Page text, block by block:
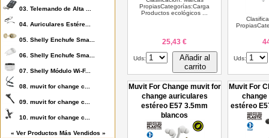
03. Telemando de Alta ...
04. Auriculares Estére...
05. Shelly Enchufe Sma...
06. Shelly Enchufe Sma...
07. Shelly Módulo Wi-F...
08. muvit for change c...
09. muvit for change c...
10. muvit for change c...
« Ver Productos Más Vendidos »
PropiasCategorías:Carga
Productos ecológicos ...
25,43 €
Uds:
Añadir al
carrito
Uds:
Muvit For Change muvit for
change auriculares
estéreo E57 3.5mm
blancos
Muvit For
estéreo